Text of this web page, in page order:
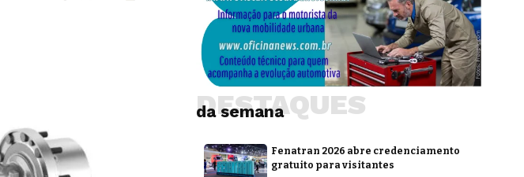
da semana
DESTAQUES
Fenatran 2026 abre credenciamento
gratuito para visitantes